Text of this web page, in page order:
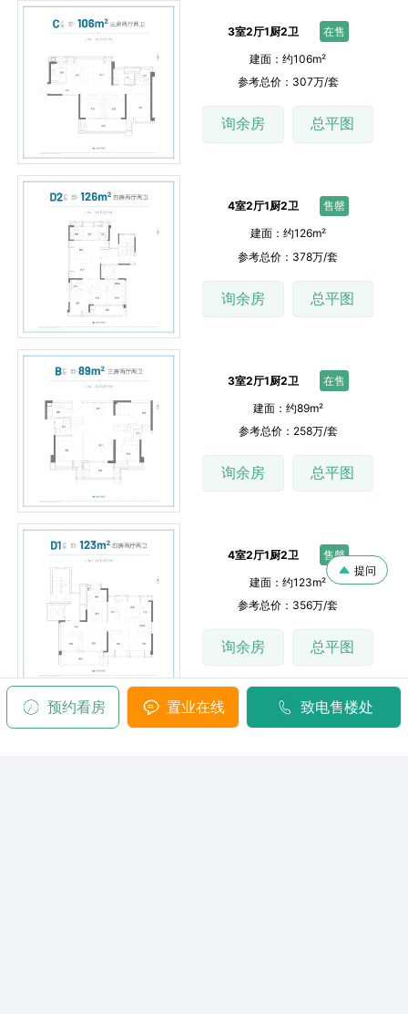
3室2厅1厨2卫 在售
建面：约106m²
参考总价：307万/套
询余房 总平图
4室2厅1厨2卫 售罄
建面：约126m²
参考总价：378万/套
询余房 总平图
3室2厅1厨2卫 在售
建面：约89m²
参考总价：258万/套
询余房 总平图
4室2厅1厨2卫 售罄
建面：约123m²
参考总价：356万/套
询余房 总平图
预约看房 置业在线 致电售楼处
提问